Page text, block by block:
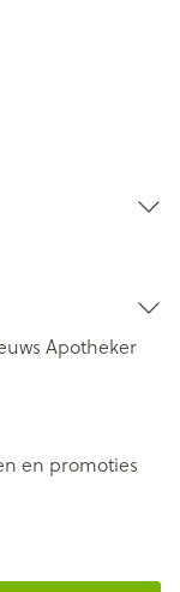
Apotheker
en promoties